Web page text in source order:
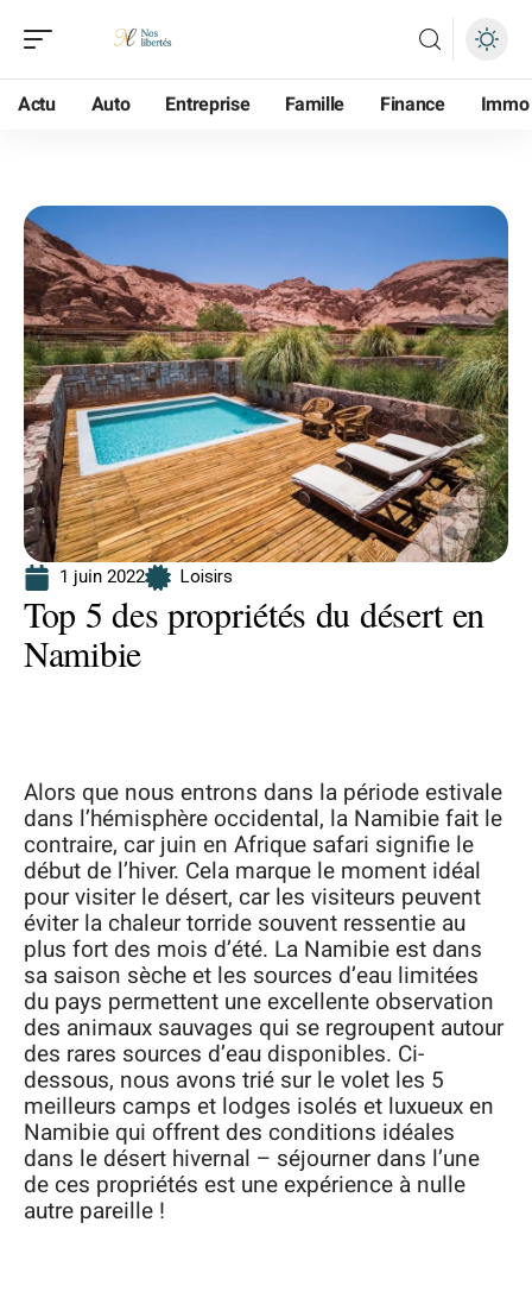
Actu Auto Entreprise Famille Finance Immo
1 juin 2022 Loisirs
Top 5 des propriétés du désert en
Namibie
Alors que nous entrons dans la période estivale
dans l’hémisphère occidental, la Namibie fait le
contraire, car juin en Afrique safari signifie le
début de l’hiver. Cela marque le moment idéal
pour visiter le désert, car les visiteurs peuvent
éviter la chaleur torride souvent ressentie au
plus fort des mois d’été. La Namibie est dans
sa saison sèche et les sources d’eau limitées
du pays permettent une excellente observation
des animaux sauvages qui se regroupent autour
des rares sources d’eau disponibles. Ci-
dessous, nous avons trié sur le volet les 5
meilleurs camps et lodges isolés et luxueux en
Namibie qui offrent des conditions idéales
dans le désert hivernal – séjourner dans l’une
de ces propriétés est une expérience à nulle
autre pareille !